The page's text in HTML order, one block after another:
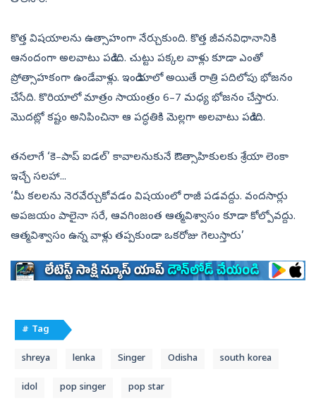
కొత్త విషయాలను ఉత్సాహంగా నేర్చుకుంది. కొత్త జీవనవిధానానికి
ఆనందంగా అలవాటు పడింది. చుట్టు పక్కల వాళ్లు కూడా ఎంతో
ప్రోత్సాహకంగా ఉండేవాళ్లు. ఇండియాలో అయితే రాత్రి పదిలోపు భోజనం
చేసేది. కొరియాలో మాత్రం సాయంత్రం 6–7 మధ్య భోజనం చేస్తారు.
మొదట్లో కష్టం అనిపించినా ఆ పద్ధతికి మెల్లగా అలవాటు పడింది.
తనలాగే ‘కె–పాప్‌ ఐడల్‌’ కావాలనుకునే ఔత్సాహికులకు శ్రేయా లెంకా
ఇచ్చే సలహా...
‘మీ కలలను నెరవేర్చుకోవడం విషయంలో రాజీ పడవద్దు. వందసార్లు
అపజయం పాలైనా సరే, ఆవగింజంత ఆత్మవిశ్వాసం కూడా కోల్పోవద్దు.
ఆత్మవిశ్వాసం ఉన్న వాళ్లు తప్పకుండా ఒకరోజు గెలుస్తారు’
# Tag
shreya lenka Singer Odisha south korea
idol pop singer pop star